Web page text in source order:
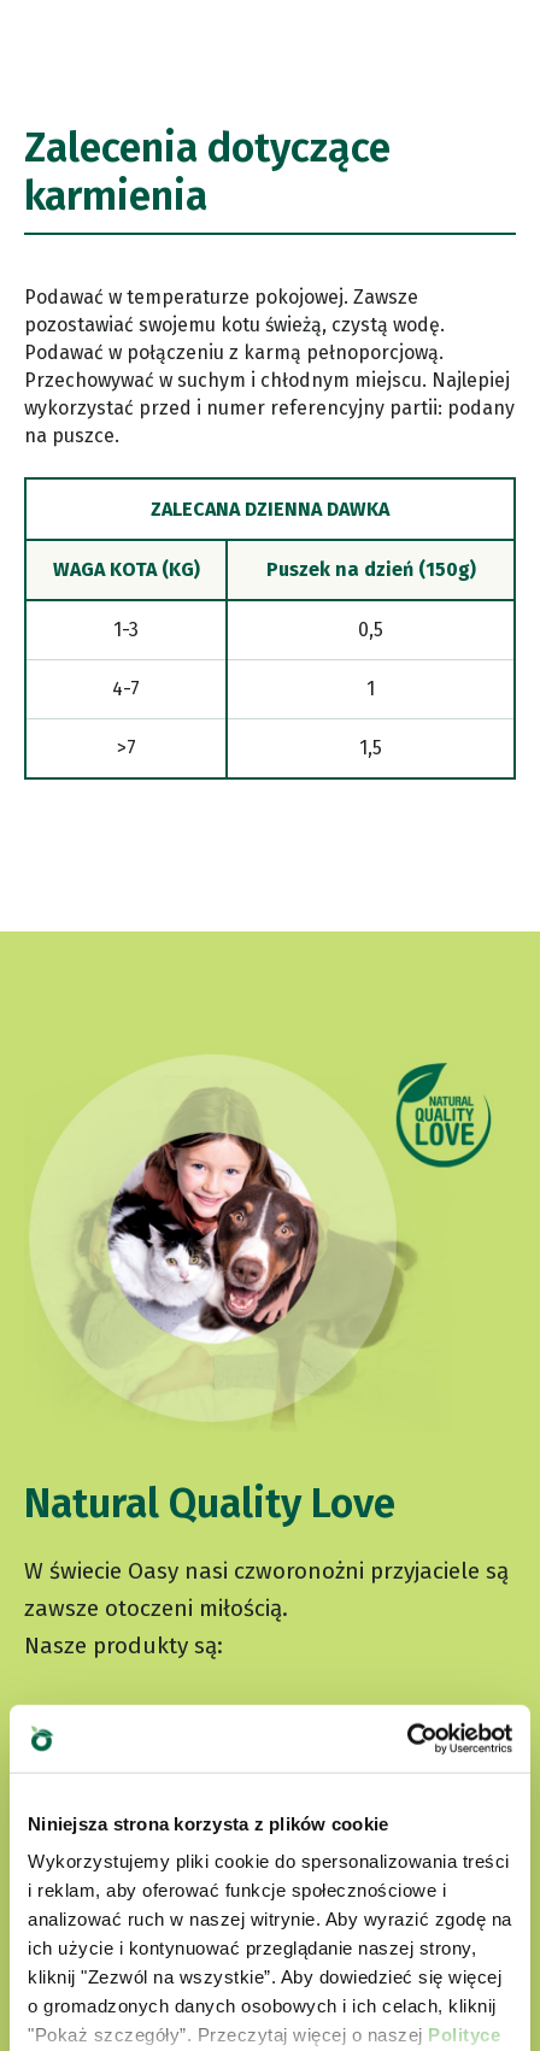
Niniejsza strona korzysta z plików cookie
Wykorzystujemy pliki cookie do spersonalizowania treści
i reklam, aby oferować funkcje społecznościowe i
analizować ruch w naszej witrynie. Aby wyrazić zgodę na
ich użycie i kontynuować przeglądanie naszej strony,
kliknij "Zezwól na wszystkie”. Aby dowiedzieć się więcej
o gromadzonych danych osobowych i ich celach, kliknij
"Pokaż szczegóły”. Przeczytaj więcej o naszej Polityce
Zalecenia dotyczące
karmienia
Podawać w temperaturze pokojowej. Zawsze
pozostawiać swojemu kotu świeżą, czystą wodę.
Podawać w połączeniu z karmą pełnoporcjową.
Przechowywać w suchym i chłodnym miejscu. Najlepiej
wykorzystać przed i numer referencyjny partii: podany
na puszce.
ZALECANA DZIENNA DAWKA
WAGA KOTA (KG) Puszek na dzień (150g)
1-3 0,5
4-7 1
>7 1,5
Natural Quality Love
W świecie Oasy nasi czworonożni przyjaciele są
zawsze otoczeni miłością.
Nasze produkty są:
przygotowane z wyselekcjonowanych
nie zawierają bez GMO i soi
Cruelty free
ODKRYJ NASZ ŚWIAT MIŁOŚCI